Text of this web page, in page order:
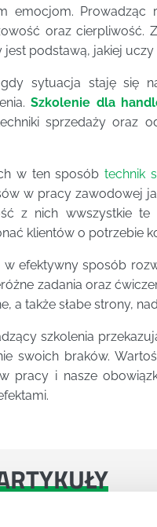
emocjom.
oraz cierpliwość.
podstawą, jakiej
sytuacja staję się
Szkolenie dla
sprzedaży oraz
w ten sposóbtechnik
w pracy zawodowej
z nich wwszystkie te
klientów o potrzebie
efektywny sposób
zadania oraz
a także słabe strony,
szkolenia
swoich braków.
pracy i nasze